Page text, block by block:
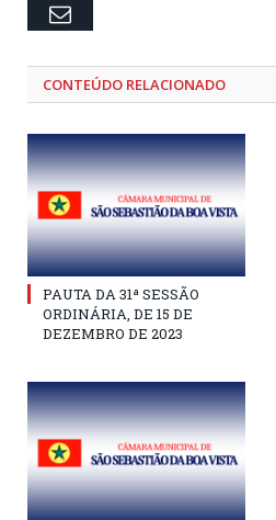
Email
CONTEÚDO RELACIONADO
PAUTA DA 31ª SESSÃO
ORDINÁRIA, DE 15 DE
DEZEMBRO DE 2023